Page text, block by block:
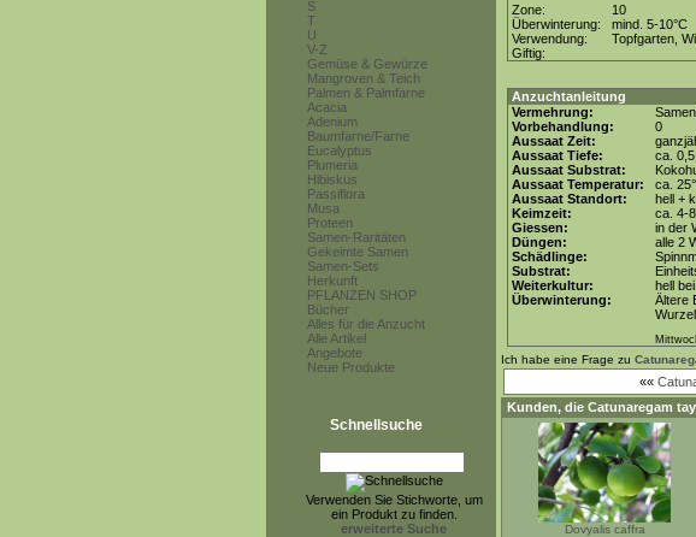
S
T
U
V-Z
Gemüse & Gewürze
Mangroven & Teich
Palmen & Palmfarne
Acacia
Adenium
Baumfarne/Farne
Eucalyptus
Plumeria
Hibiskus
Passiflora
Musa
Proteen
Samen-Raritäten
Gekeimte Samen
Samen-Sets
Herkunft
PFLANZEN SHOP
Bücher
Alles für die Anzucht
Alle Artikel
Angebote
Neue Produkte
Schnellsuche
Verwenden Sie Stichworte, um
ein Produkt zu finden.
erweiterte Suche
Zone:
10
Überwinterung:
mind. 5-10°C
Verwendung:
Topfgarten,
Giftig:
Anzuchtanleitung
Vermehrung:
Vorbehandlung:
0
Aussaat Zeit:
Aussaat Tiefe:
ca.
Aussaat Substrat:
Aussaat Temperatur:
ca.
Aussaat Standort:
hell +
Keimzeit:
ca. 4-
Giessen:
in der
Düngen:
alle 2
Schädlinge:
Substrat:
Weiterkultur:
hell
Überwinterung:
Ältere
Ich habe eine Frage zu
««
Kunden, die Catunaregam
Dovyalis caffra